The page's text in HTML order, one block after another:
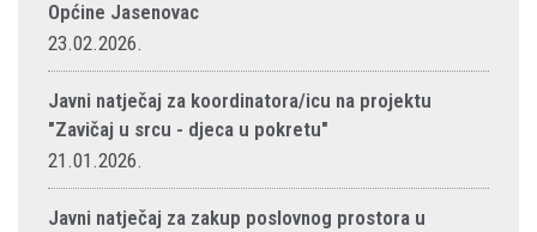
Općine Jasenovac
23.02.2026.
Javni natječaj za koordinatora/icu na projektu
"Zavičaj u srcu - djeca u pokretu"
21.01.2026.
Javni natječaj za zakup poslovnog prostora u